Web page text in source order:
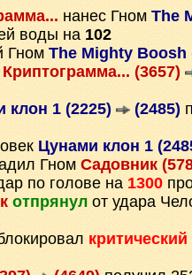
нанес Гном The
воды на 102
Гном The Mighty Boosh
Криптограмма... (3657)
клон 1 (2225) (2485)
Цунами клон 1
Гном Садовник
по голове на 1300
отпрянул от удара
критический